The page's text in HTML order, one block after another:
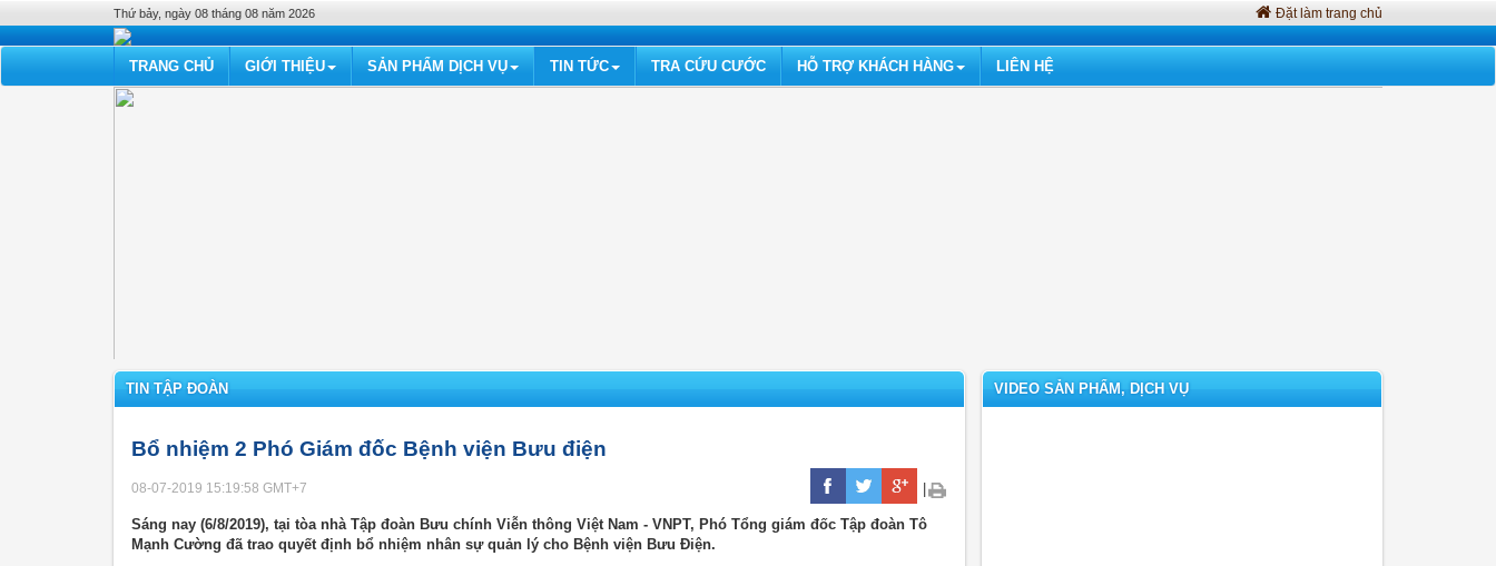
Thứ bảy, ngày 08 tháng 08 năm 2026 Đặt làm trang chủ
TRANG CHỦ GIỚI THIỆU SẢN PHẨM DỊCH VỤ TIN TỨC TRA CỨU CƯỚC HỖ TRỢ KHÁCH HÀNG LIÊN HỆ
TIN TẬP ĐOÀN
Bổ nhiệm 2 Phó Giám đốc Bệnh viện Bưu điện
08-07-2019 15:19:58 GMT+7
Sáng nay (6/8/2019), tại tòa nhà Tập đoàn Bưu chính Viễn thông Việt Nam - VNPT, Phó Tổng giám đốc Tập đoàn Tô
Mạnh Cường đã trao quyết định bổ nhiệm nhân sự quản lý cho Bệnh viện Bưu Điện.
VIDEO SẢN PHẨM, DỊCH VỤ